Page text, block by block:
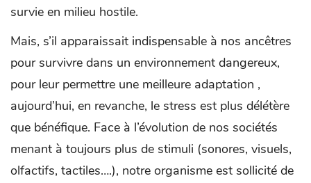
survie en milieu hostile.
Mais, s’il apparaissait indispensable à nos ancêtres
pour survivre dans un environnement dangereux,
pour leur permettre une meilleure adaptation ,
aujourd’hui, en revanche, le stress est plus délétère
que bénéfique. Face à l’évolution de nos sociétés
menant à toujours plus de stimuli (sonores, visuels,
olfactifs, tactiles….), notre organisme est sollicité de